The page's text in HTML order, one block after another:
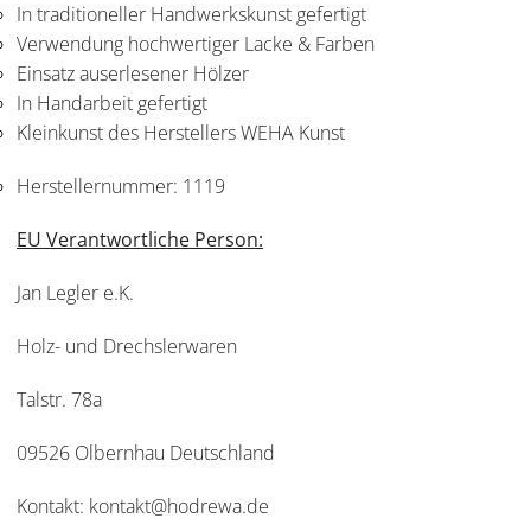
In traditioneller Handwerkskunst gefertigt
Verwendung hochwertiger Lacke & Farben
Einsatz auserlesener Hölzer
In Handarbeit gefertigt
Kleinkunst des Herstellers WEHA Kunst
Herstellernummer: 1119
EU Verantwortliche Person:
Jan Legler e.K.
Holz- und Drechslerwaren
Talstr. 78a
09526 Olbernhau Deutschland
Kontakt: kontakt@hodrewa.de